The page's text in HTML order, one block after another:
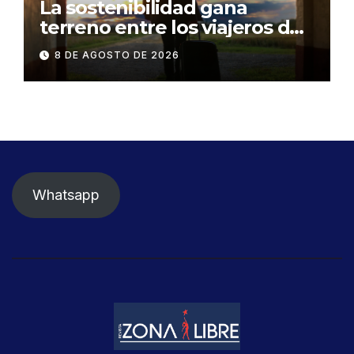
La sostenibilidad gana
terreno entre los viajeros de
negocios
8 DE AGOSTO DE 2026
Whatsapp